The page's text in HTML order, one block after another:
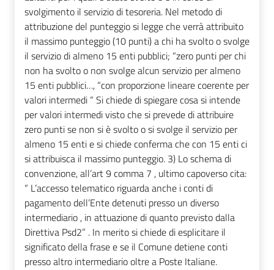
svolgimento il servizio di tesoreria. Nel metodo di
attribuzione del punteggio si legge che verrà attribuito
il massimo punteggio (10 punti) a chi ha svolto o svolge
il servizio di almeno 15 enti pubblici; “zero punti per chi
non ha svolto o non svolge alcun servizio per almeno
15 enti pubblici…, “con proporzione lineare coerente per
valori intermedi “ Si chiede di spiegare cosa si intende
per valori intermedi visto che si prevede di attribuire
zero punti se non si è svolto o si svolge il servizio per
almeno 15 enti e si chiede conferma che con 15 enti ci
si attribuisca il massimo punteggio. 3) Lo schema di
convenzione, all’art 9 comma 7 , ultimo capoverso cita:
“ L’accesso telematico riguarda anche i conti di
pagamento dell’Ente detenuti presso un diverso
intermediario , in attuazione di quanto previsto dalla
Direttiva Psd2” . In merito si chiede di esplicitare il
significato della frase e se il Comune detiene conti
presso altro intermediario oltre a Poste Italiane.